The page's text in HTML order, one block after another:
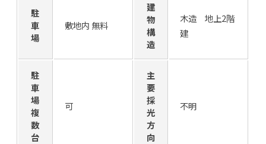
駐
車
場
敷地内 無料
建
物
構
造
木造 地上2階
建
駐
車
場
複
数
台
可
主
要
採
光
方
向
不明